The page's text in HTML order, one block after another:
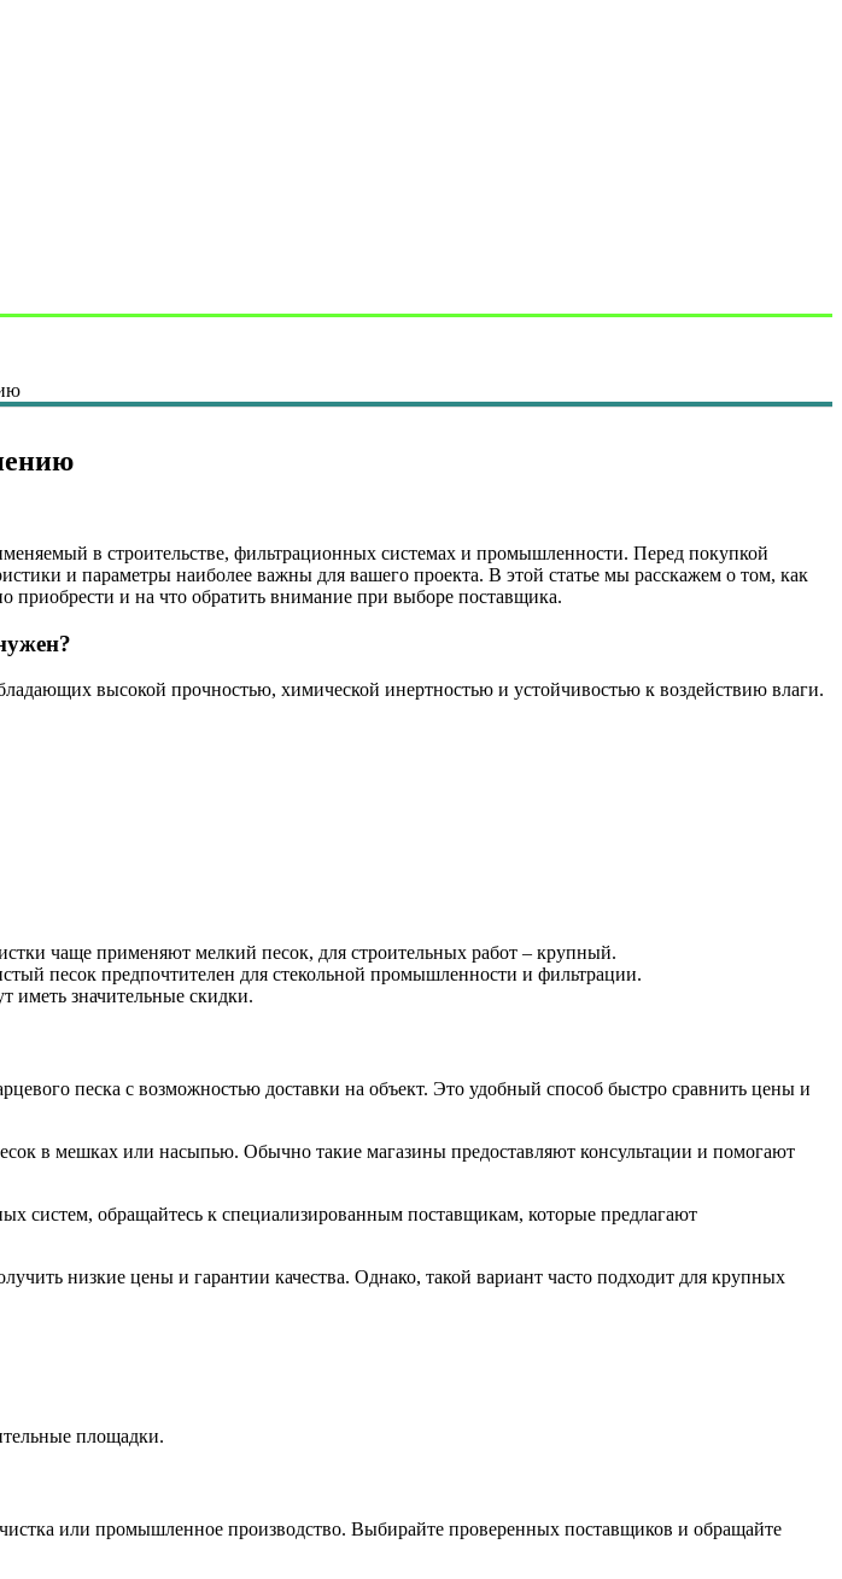
в строительстве, фильтрационных системах и промышленности. Перед покупкой
и параметры наиболее важны для вашего проекта. В этой статье мы расскажем о том, как
приобрести и на что обратить внимание при выборе поставщика.
высокой прочностью, химической инертностью и устойчивостью к воздействию влаги.
чаще применяют мелкий песок, для строительных работ – крупный.
песок предпочтителен для стекольной промышленности и фильтрации.
иметь значительные скидки.
песка с возможностью доставки на объект. Это удобный способ быстро сравнить цены и
в мешках или насыпью. Обычно такие магазины предоставляют консультации и помогают
систем, обращайтесь к специализированным поставщикам, которые предлагают
низкие цены и гарантии качества. Однако, такой вариант часто подходит для крупных
площадки.
или промышленное производство. Выбирайте проверенных поставщиков и обращайте